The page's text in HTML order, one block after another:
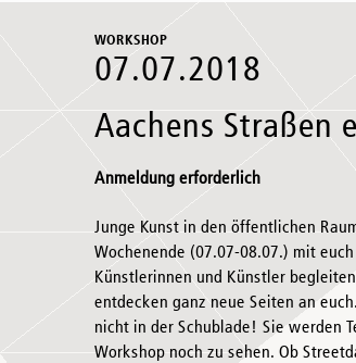
WORKSHOP
07.07.2018
Aachens Straßen
Anmeldung erforderlich
Junge Kunst in den öffentlichen
Wochenende (07.07-08.07.) mit
Künstlerinnen und Künstler
entdecken ganz neue Seiten an
nicht in der Schublade! Sie werden
Workshop noch zu sehen. Ob